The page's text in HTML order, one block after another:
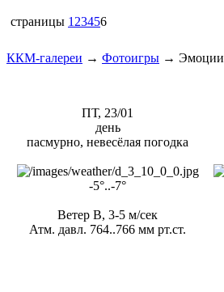
страницы 1 23456
ККМ-галереи → Фотоигры → Эмоции
ПТ, 23/01
день
пасмурно, невесёлая погодка
-5°..-7°
Ветер В, 3-5 м/сек
Атм. давл. 764..766 мм рт.ст.